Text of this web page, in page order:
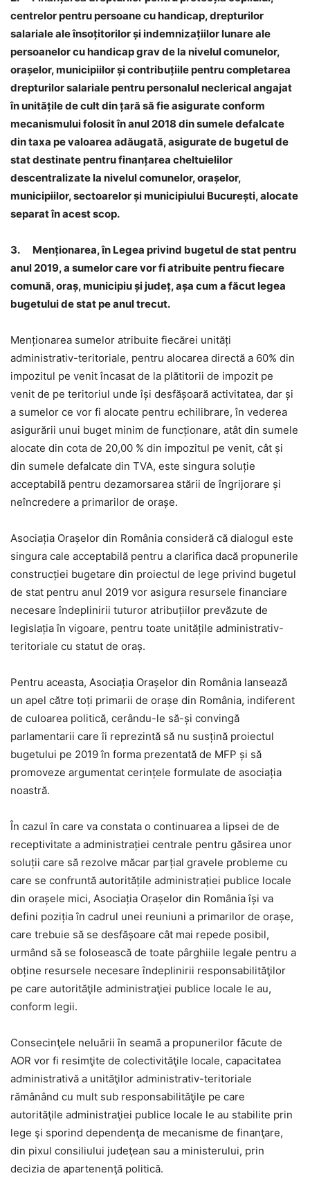
centrelor pentru persoane cu handicap, drepturilor
salariale ale însoțitorilor și indemnizațiilor lunare ale
persoanelor cu handicap grav de la nivelul comunelor,
orașelor, municipiilorșicontribuțiile pentru completarea
drepturilor salariale pentru personalul neclerical angajat
în unitățile de cult din țară să fie asigurate conform
mecanismului folosit în anul 2018 din sumele defalcate
din taxa pe valoarea adăugată, asigurate de bugetul de
stat destinate pentru finanțarea cheltuielilor
descentralizate la nivelul comunelor, orașelor,
municipiilor, sectoarelor și municipiului București, alocate
separat în acest scop.
3. Menționarea, în Legea privind bugetul de stat pentru
anul 2019, a sumelorcare vor fi atribuitepentru fiecare
comună, oraș, municipiu și județ,așa cum a făcut legea
bugetului de stat pe anul trecut.
Menționarea sumelor atribuite fiecărei unităţi
administrativ-teritoriale, pentru alocarea directă a 60% din
impozitul pe venit încasat de la plătitorii de impozit pe
venit de pe teritoriul unde își desfăşoară activitatea, dar și
a sumelor ce vor fi alocate pentru echilibrare, în vederea
asigurării unui buget minim de funcţionare, atât din sumele
alocate din cota de 20,00 % din impozitul pe venit, cât și
din sumele defalcate din TVA, este singura soluție
acceptabilă pentru dezamorsarea stării de îngrijorare și
neîncredere a primarilor de orașe.
Asociaţia Oraşelor din România consideră că dialogul este
singura cale acceptabilă pentru a clarifica dacă propunerile
construcției bugetare din proiectul de lege privind bugetul
de stat pentru anul 2019 vor asigura resursele financiare
necesare îndeplinirii tuturor atribuţiilor prevăzute de
legislaţia în vigoare, pentru toate unitățile administrativ-
teritoriale cu statut de oraș.
Pentru aceasta, Asociația Orașelor din România lansează
un apel către toţi primarii de orașe din România, indiferent
de culoarea politică, cerându-le să-şi convingă
parlamentarii care îi reprezintă să nu susţină proiectul
bugetului pe 2019 în forma prezentată de MFP şi să
promoveze argumentat cerințele formulate de asociaţia
noastră.
În cazul în care va constata o continuarea a lipsei de de
receptivitate a administrației centrale pentru găsirea unor
soluţii care să rezolve măcar parţial gravele probleme cu
care se confruntă autorităţile administraţiei publice locale
din orașele mici, Asociaţia Oraşelor din România își va
defini poziția în cadrul unei reuniuni a primarilor de orașe,
care trebuie să se desfășoare cât mai repede posibil,
urmând să se folosească de toate pârghiile legale pentru a
obține resursele necesare îndeplinirii responsabilităţilor
pe care autorităţile administraţiei publice locale le au,
conform legii.
Consecinţele neluării în seamă a propunerilor făcute de
AOR vor fi resimţite de colectivităţile locale, capacitatea
administrativă a unităţilor administrativ-teritoriale
rămânând cu mult sub responsabilităţile pe care
autorităţile administraţiei publice locale le au stabilite prin
lege şi sporind dependenţa de mecanisme de finanţare,
din pixul consiliului judeţean sau a ministerului, prin
decizia de apartenenţă politică.